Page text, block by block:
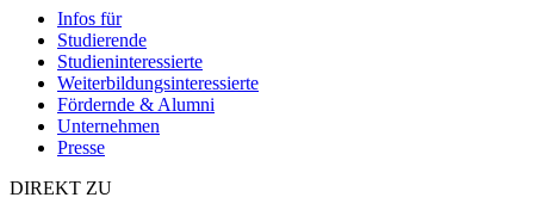
Infos für
Studierende
Studieninteressierte
Weiterbildungsinteressierte
Fördernde & Alumni
Unternehmen
Presse
DIREKT ZU